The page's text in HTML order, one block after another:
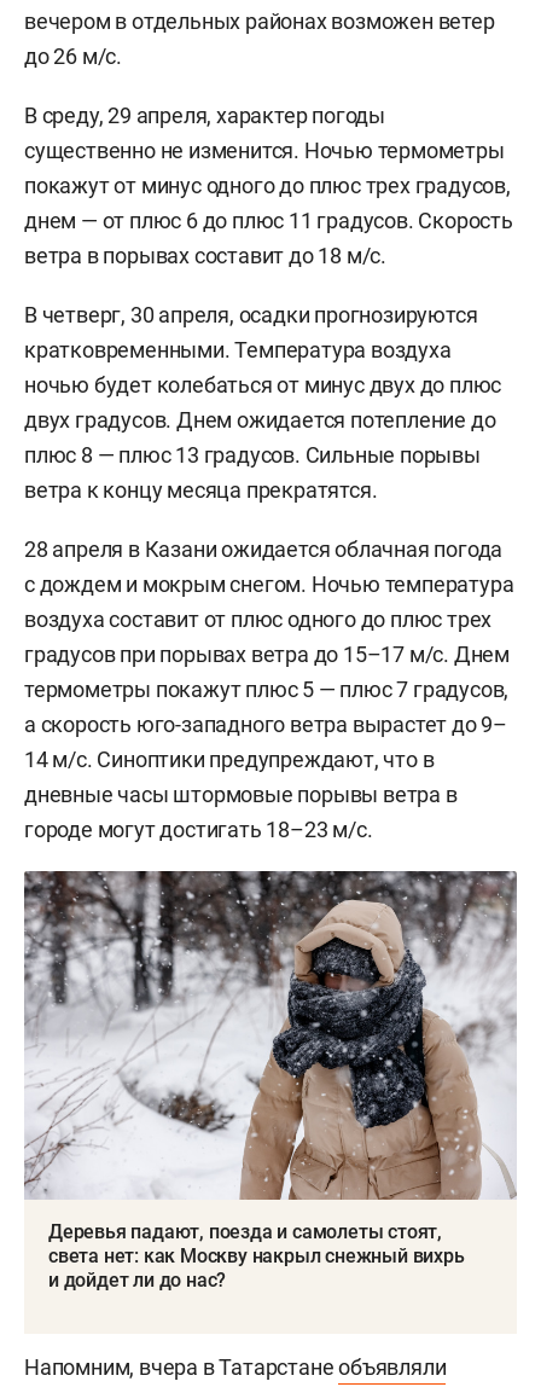
вечером в отдельных районах возможен ветер
до 26 м/с.
В среду, 29 апреля, характер погоды
существенно не изменится. Ночью термометры
покажут от минус одного до плюс трех градусов,
днем — от плюс 6 до плюс 11 градусов. Скорость
ветра в порывах составит до 18 м/с.
В четверг, 30 апреля, осадки прогнозируются
кратковременными. Температура воздуха
ночью будет колебаться от минус двух до плюс
двух градусов. Днем ожидается потепление до
плюс 8 — плюс 13 градусов. Сильные порывы
ветра к концу месяца прекратятся.
28 апреля в Казани ожидается облачная погода
с дождем и мокрым снегом. Ночью температура
воздуха составит от плюс одного до плюс трех
градусов при порывах ветра до 15–17 м/с. Днем
термометры покажут плюс 5 — плюс 7 градусов,
а скорость юго-западного ветра вырастет до 9–
14 м/с. Синоптики предупреждают, что в
дневные часы штормовые порывы ветра в
городе могут достигать 18–23 м/с.
Деревья падают, поезда и самолеты стоят,
света нет: как Москву накрыл снежный вихрь
и дойдет ли до нас?
Напомним, вчера в Татарстанеобъявляли